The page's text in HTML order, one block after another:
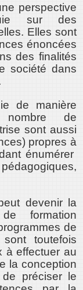
perspective
sur des
Elles sont
énoncées
des finalités
société dans
de manière
de
sont aussi
propres à
énumérer
devenir la
formation
de
toutefois
à effectuer au
la conception
préciser le